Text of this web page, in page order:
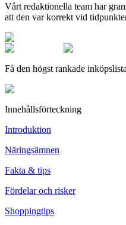
Vårt redaktionella team har
att den var korrekt vid
Få den högst rankade
Innehållsförteckning
Introduktion
Näringsämnen
Fakta & tips
Fördelar och risker
Shoppingtips